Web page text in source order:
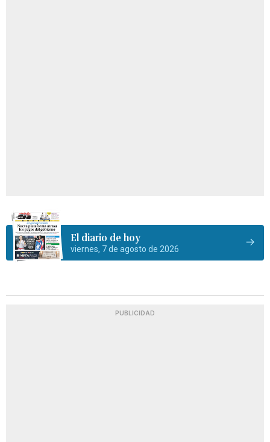
El diario de hoy
viernes, 7 de agosto de 2026
PUBLICIDAD